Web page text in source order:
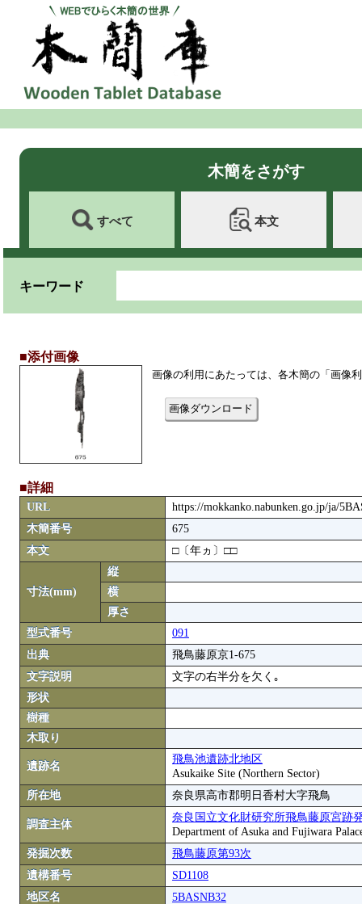
木簡をさがす
すべて 本文
キーワード
■添付画像
画像の利用にあたっては、各木簡の「画像
画像ダウンロード
■詳細
URL
https://mokkanko.nabunken.go.jp/ja/
木簡番号
675
本文
□〔年ヵ〕□□
寸法(mm)
縦
横
厚さ
型式番号
091
出典
飛鳥藤原京1-675
文字説明
文字の右半分を欠く｡
形状
樹種
木取り
遺跡名
飛鳥池遺跡北地区
Asukaike Site (Northern Sector)
所在地
奈良県高市郡明日香村大字飛鳥
調査主体
奈良国立文化財研究所飛鳥藤原宮跡
Department of Asuka and Fujiwara
発掘次数
飛鳥藤原第93次
遺構番号
SD1108
地区名
5BASNB32